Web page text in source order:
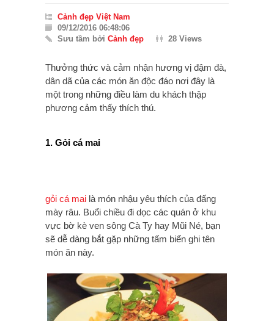
Cảnh đẹp Việt Nam
09/12/2016 06:48:06
Sưu tầm bởi Cảnh đẹp 28 Views
Thưởng thức và cảm nhận hương vị đậm đà,
dân dã của các món ăn độc đáo nơi đây là
một trong những điều làm du khách thập
phương cảm thấy thích thú.
1. Gỏi cá mai
gỏi cá mai là món nhậu yêu thích của đấng
mày râu. Buổi chiều đi dọc các quán ở khu
vực bờ kè ven sông Cà Ty hay Mũi Né, bạn
sẽ dễ dàng bắt gặp những tấm biển ghi tên
món ăn này.